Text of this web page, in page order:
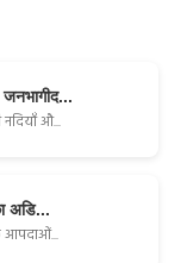
नदियाँ औ...
अडि...
आपदाओं...